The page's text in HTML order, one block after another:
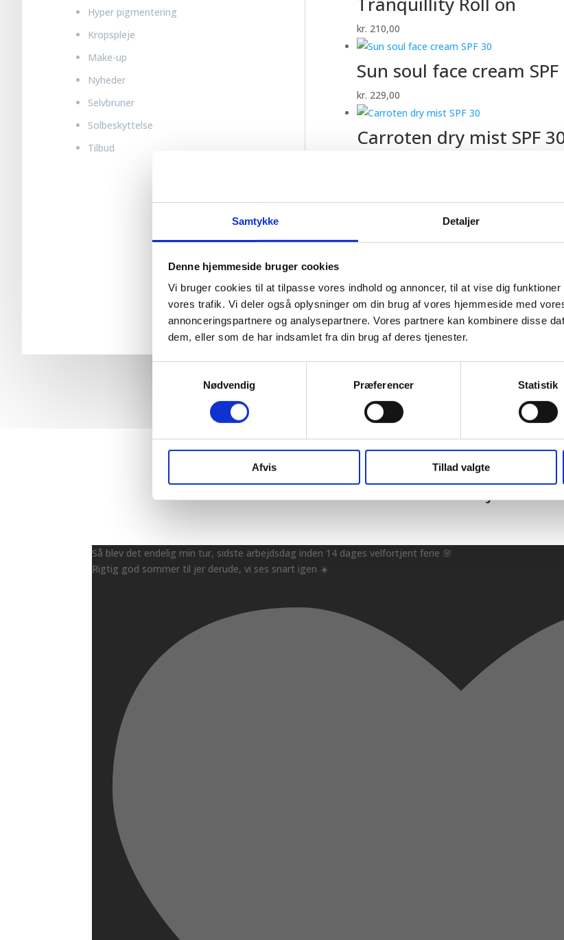
Samtykke Detaljer
Denne hjemmeside bruger cookies
Vi bruger cookies til at tilpasse vores indhold og annoncer, til at vise dig
vores trafik. Vi deler også oplysninger om din brug af vores hjemmeside med
annonceringspartnere og analysepartnere. Vores partnere kan kombinere disse
dem, eller som de har indsamlet fra din brug af deres tjenester.
Nødvendig
Præferencer Statistik
Afvis Tillad valgte
Hyper pigmentering
Kropspleje
Make-up
Nyheder
Selvbruner
Solbeskyttelse
Tilbud
kr. 210,00
Sun soul face cream SPF
kr. 229,00
Carroten dry mist SPF
Carroten dry Oil SPF 20
Skønhedens øjeblikke
Så blev det endelig min tur, sidste arbejdsdag inden 14 dages velfortjent ferie 🌸
Rigtig god sommer til jer derude, vi ses snart igen ☀️